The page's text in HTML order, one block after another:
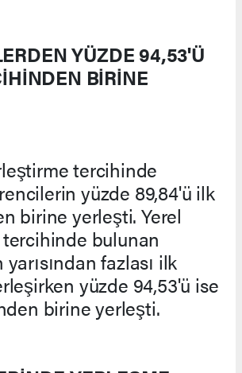
YÜZDE 94,53'Ü
BİRİNE
tercihinde
yüzde 89,84'ü ilk
birine yerleşti. Yerel
bulunan
fazlası ilk
yüzde 94,53'ü ise
birine yerleşti.